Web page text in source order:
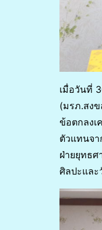
เมื่อวันที่
(มรภ.สง
ข้อตกลงเ
ตัวแทนจ
ฝ่ายยุทธ
ศิลปะแล